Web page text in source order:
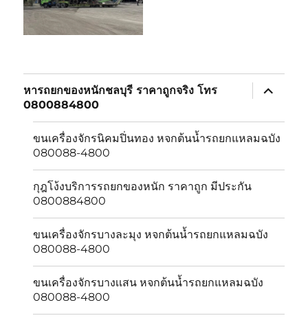
หารถยกของหนักชลบุรี ราคาถูกจริง โทร
0800884800
expand
child
ขนเครื่องจักรนิคมปิ่นทอง หจกต้นน้ำรถยกแหลมฉบัง
080088-4800
กุฎโง้งบริการรถยกของหนัก ราคาถูก มีประกัน
0800884800
ขนเครื่องจักรบางละมุง หจกต้นน้ำรถยกแหลมฉบัง
080088-4800
ขนเครื่องจักรบางเเสน หจกต้นน้ำรถยกแหลมฉบัง
080088-4800